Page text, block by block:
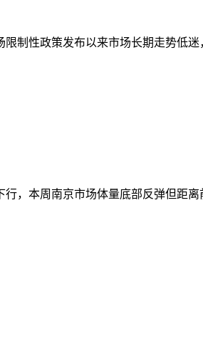
制性政策发布以来市场长期走势低
，本周南京市场体量底部反弹但距